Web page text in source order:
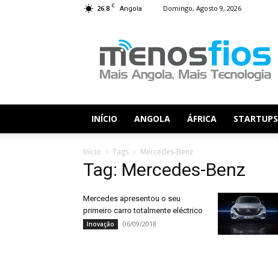
26.8 C Angola Domingo, Agosto 9, 2026
Fios
INÍCIO ANGOLA ÁFRICA STARTUPS
Início Tags Mercedes-Benz
Tag: Mercedes-Benz
Mercedes apresentou o seu
primeiro carro totalmente eléctrico
Inovação 06/09/2018